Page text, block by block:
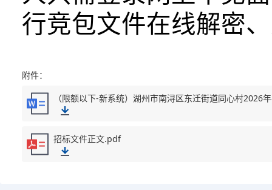
行竞包文件在线解密
附件：
招标文件正文.pdf